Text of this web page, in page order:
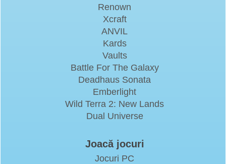
Renown
Xcraft
ANVIL
Kards
Vaults
Battle For The Galaxy
Deadhaus Sonata
Emberlight
Wild Terra 2: New Lands
Dual Universe
Joacă jocuri
Jocuri PC